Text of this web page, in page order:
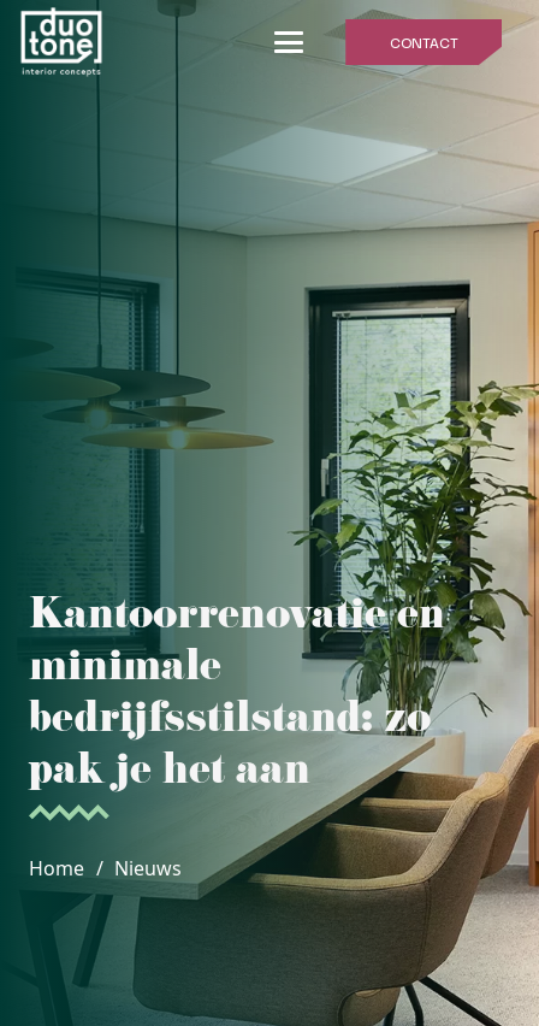
CONTACT
Kantoorrenovatie en
minimale
bedrijfsstilstand: zo
pak je het aan
Home / Nieuws